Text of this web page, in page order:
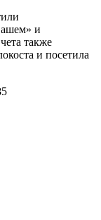
и
также
и посетила